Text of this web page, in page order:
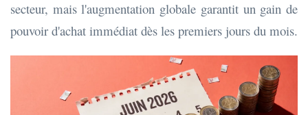
secteur, mais l'augmentation globale garantit un gain de
pouvoir d'achat immédiat dès les premiers jours du mois.